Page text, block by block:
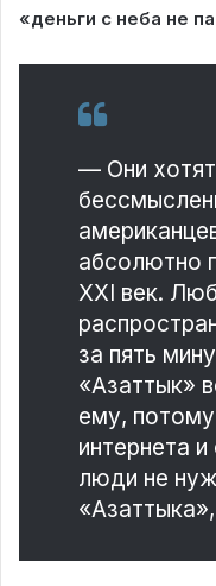
«деньги с неба не
— Они хотят
абсолютно
XXI век.
за пять
«Азаттык»
ему,
интернета
люди не